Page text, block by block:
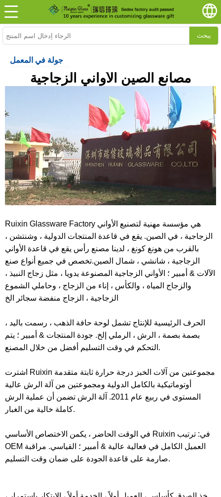
يبحث
جولة في المعمل
مصانع الصين الأواني الزجاجية
Ruixin Glassware Factory هي مؤسسة مهنية لتصنيع الأواني
الزجاجية ، في الصين. يقع في قاعدة المنتجات الدولية ، وشنتشن ،
بالقرب من هونغ كونغ ، لدينا مصنع رأس يقع في قاعدة الأواني
الزجاجية ، شانشي ، شمال الصين.تخصص في جميع أنواع صنع
الآلات & أمبير ؛ الأواني الزجاجية المصنوعة يدويا ، مثل زجاج النبيذ ،
والزجاج المياه ، والكأس ، إناء من الزجاج ، وحاملي الشموع
الحرف الرئيسية للإنتاج تشمل لوحة حافة الذهب ، رسمت باليد ،
بصمة بصمة ، الرش ، الرملي إلخ. جودة المنتجات & أمبير ؛ يتم
التحكم في وقت التسليم أفضل من خلال المصنع.
اشترت Ruixin مجموعتين من آلات الخبز درجة حرارة ثابتة متقدمة
أوتوماتيكية بالكامل الدولية ومجموعتين من آلة الرش عالية
المستوى في ربيع عام 2011. آلة الرش تضمن أن عملية الرش
كاملة خالية من الغبار.
في الوقت الحاضر ، يكمن الاختصاص الأساسي Ruixin في: ترتيب
OEM العميل الكامل في فعالية عالية & أمبير ؛ القياسي. مراقبة
صارمة على قاعدة الجودة على ضمان وقت التسليم.